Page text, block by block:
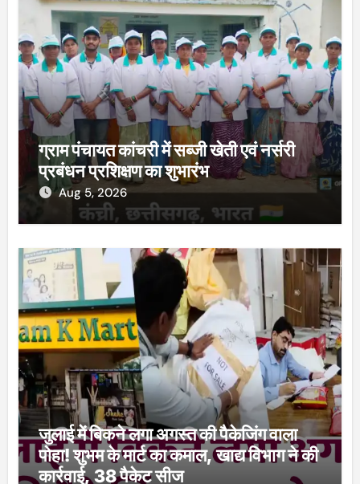
ग्राम पंचायत कांचरी में सब्जी खेती एवं नर्सरी
प्रबंधन प्रशिक्षण का शुभारंभ
Aug 5, 2026
जुलाई में बिकने लगा अगस्त की पैकेजिंग वाला
पोहा! शुभम के मार्ट का कमाल, खाद्य विभाग ने की
कार्रवाई, 38 पैकेट सीज